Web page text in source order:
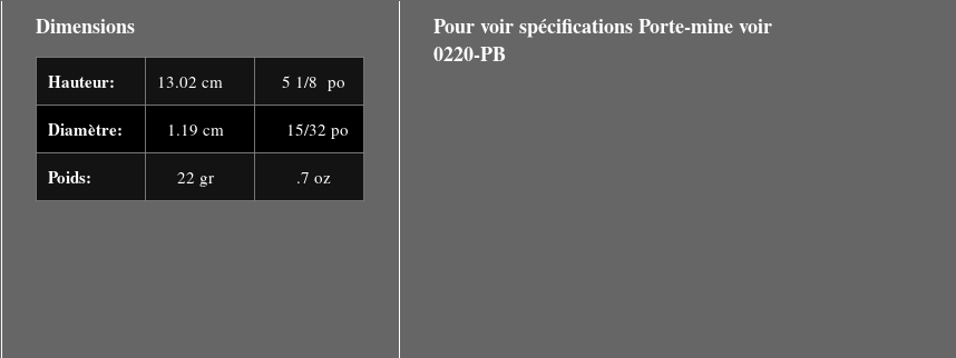
Dimensions
Hauteur: 13.02 cm 5 1/8 po
Diamètre: 1.19 cm 15/32 po
Poids: 22 gr .7 oz
Pour voir spécifications Porte-mine voir
0220-PB